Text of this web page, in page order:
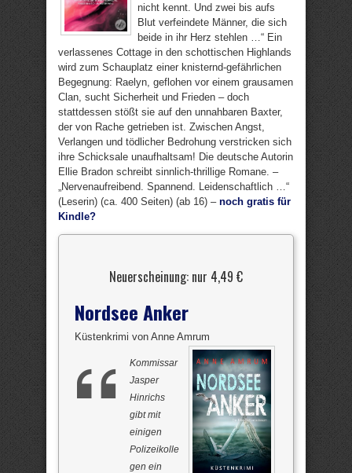
nicht kennt. Und zwei bis aufs
Blut verfeindete Männer, die sich
beide in ihr Herz stehlen …“ Ein
verlassenes Cottage in den schottischen Highlands
wird zum Schauplatz einer knisternd-gefährlichen
Begegnung: Raelyn, geflohen vor einem grausamen
Clan, sucht Sicherheit und Frieden – doch
stattdessen stößt sie auf den unnahbaren Baxter,
der von Rache getrieben ist. Zwischen Angst,
Verlangen und tödlicher Bedrohung verstricken sich
ihre Schicksale unaufhaltsam! Die deutsche Autorin
Ellie Bradon schreibt sinnlich-thrillige Romane. –
„Nervenaufreibend. Spannend. Leidenschaftlich …“
(Leserin) (ca. 400 Seiten) (ab 16) – noch gratis für
Kindle?
Neuerscheinung: nur 4,49 €
Nordsee Anker
Küstenkrimi von Anne Amrum
Kommissar
Jasper
Hinrichs
gibt mit
einigen
Polizeikolle
gen ein